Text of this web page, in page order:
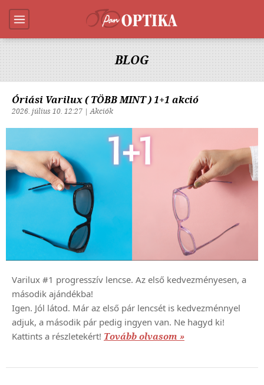
BLOG
Óriási Varilux ( TÖBB MINT ) 1+1 akció
2026. július 10. 12:27 | Akciók
Varilux #1 progresszív lencse. Az első kedvezményesen, a
második ajándékba!
Igen. Jól látod. Már az első pár lencsét is kedvezménnyel
adjuk, a második pár pedig ingyen van. Ne hagyd ki!
Kattints a részletekért! Tovább olvasom »